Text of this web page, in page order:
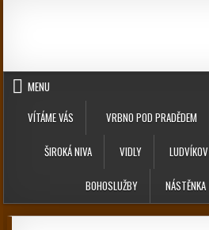
MENU
VÍTÁME VÁS
VRBNO POD PRADĚDEM
ŠIROKÁ NIVA VIDLY LUDVÍKOV
BOHOSLUŽBY NÁSTĚNKA